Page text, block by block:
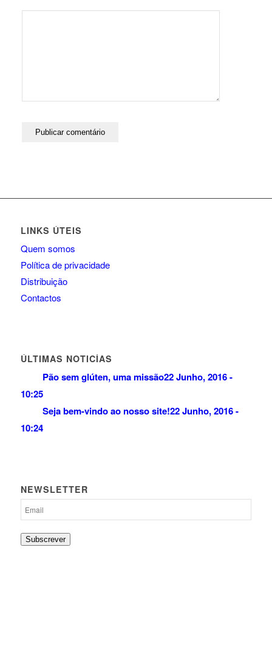
LINKS ÚTEIS
Quem somos
Política de privacidade
Distribuição
Contactos
ÚLTIMAS NOTICÍAS
Pão sem glúten, uma missão22 Junho, 2016 -
10:25
Seja bem-vindo ao nosso site!22 Junho, 2016 -
10:24
NEWSLETTER
Subscrever